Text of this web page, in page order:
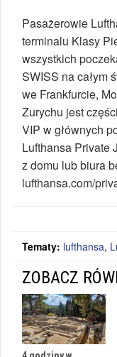
Pasażerowie
terminalu Klasy
wszystkich
SWISS na całym
we Frankfurcie,
Zurychu jest
VIP w głównych
Lufthansa Private
z domu lub biura
lufthansa.com/
Tematy: lufthansa,
ZOBACZ